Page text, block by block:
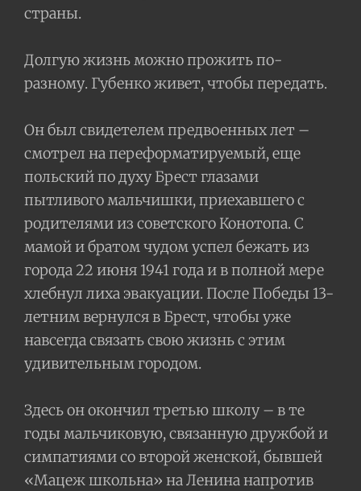
страны.
Долгую жизнь можно прожить по-
разному. Губенко живет, чтобы передать.
Он был свидетелем предвоенных лет –
смотрел на переформатируемый, еще
польский по духу Брест глазами
пытливого мальчишки, приехавшего с
родителями из советского Конотопа. С
мамой и братом чудом успел бежать из
города 22 июня 1941 года и в полной мере
хлебнул лиха эвакуации. После Победы 13-
летним вернулся в Брест, чтобы уже
навсегда связать свою жизнь с этим
удивительным городом.
Здесь он окончил третью школу – в те
годы мальчиковую, связанную дружбой и
симпатиями со второй женской, бывшей
«Мацеж школьна» на Ленина напротив